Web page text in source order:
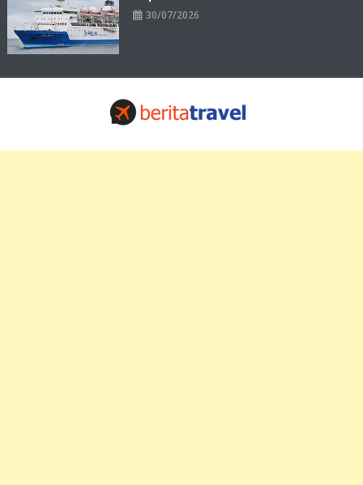
30/07/2026
Travelbiz